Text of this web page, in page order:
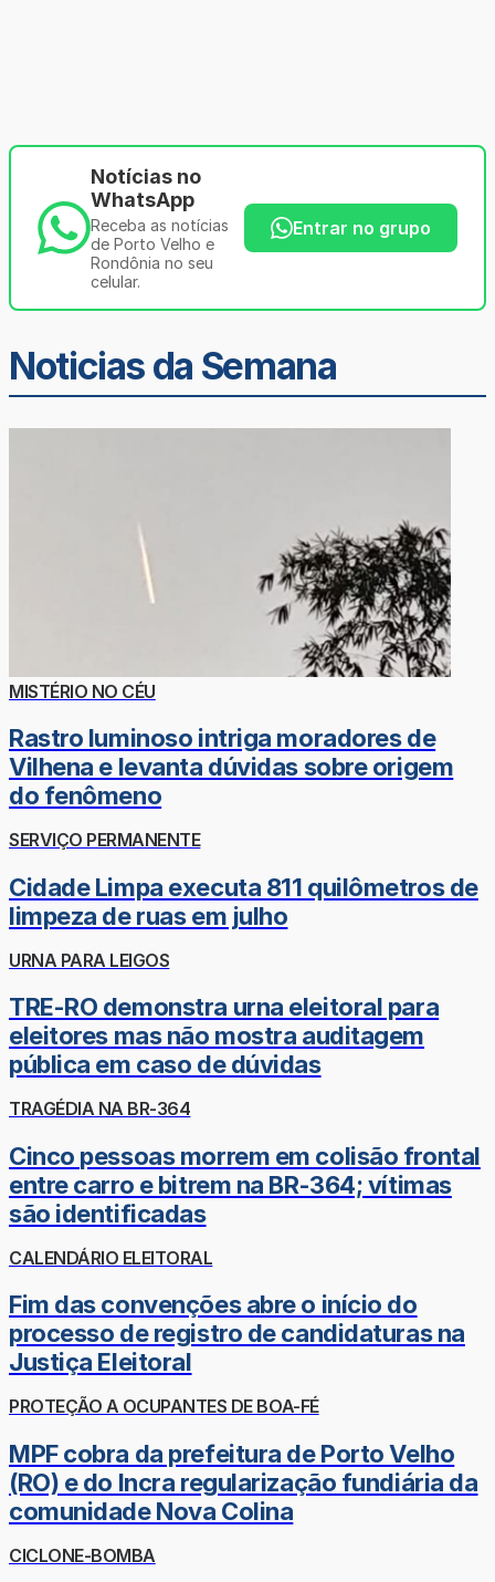
Notícias no
WhatsApp
Receba as notícias
de Porto Velho e
Rondônia no seu
celular.
Entrar no grupo
Noticias da Semana
MISTÉRIO NO CÉU
Rastro luminoso intriga moradores de
Vilhena e levanta dúvidas sobre origem
do fenômeno
SERVIÇO PERMANENTE
Cidade Limpa executa 811 quilômetros de
limpeza de ruas em julho
URNA PARA LEIGOS
TRE-RO demonstra urna eleitoral para
eleitores mas não mostra auditagem
pública em caso de dúvidas
TRAGÉDIA NA BR-364
Cinco pessoas morrem em colisão frontal
entre carro e bitrem na BR-364; vítimas
são identificadas
CALENDÁRIO ELEITORAL
Fim das convenções abre o início do
processo de registro de candidaturas na
Justiça Eleitoral
PROTEÇÃO A OCUPANTES DE BOA-FÉ
MPF cobra da prefeitura de Porto Velho
(RO) e do Incra regularização fundiária da
comunidade Nova Colina
CICLONE-BOMBA